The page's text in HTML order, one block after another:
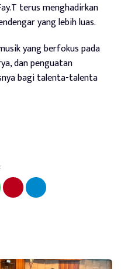
terus menghadirkan
yang lebih luas.
yang berfokus pada
dan penguatan
bagi talenta-talenta